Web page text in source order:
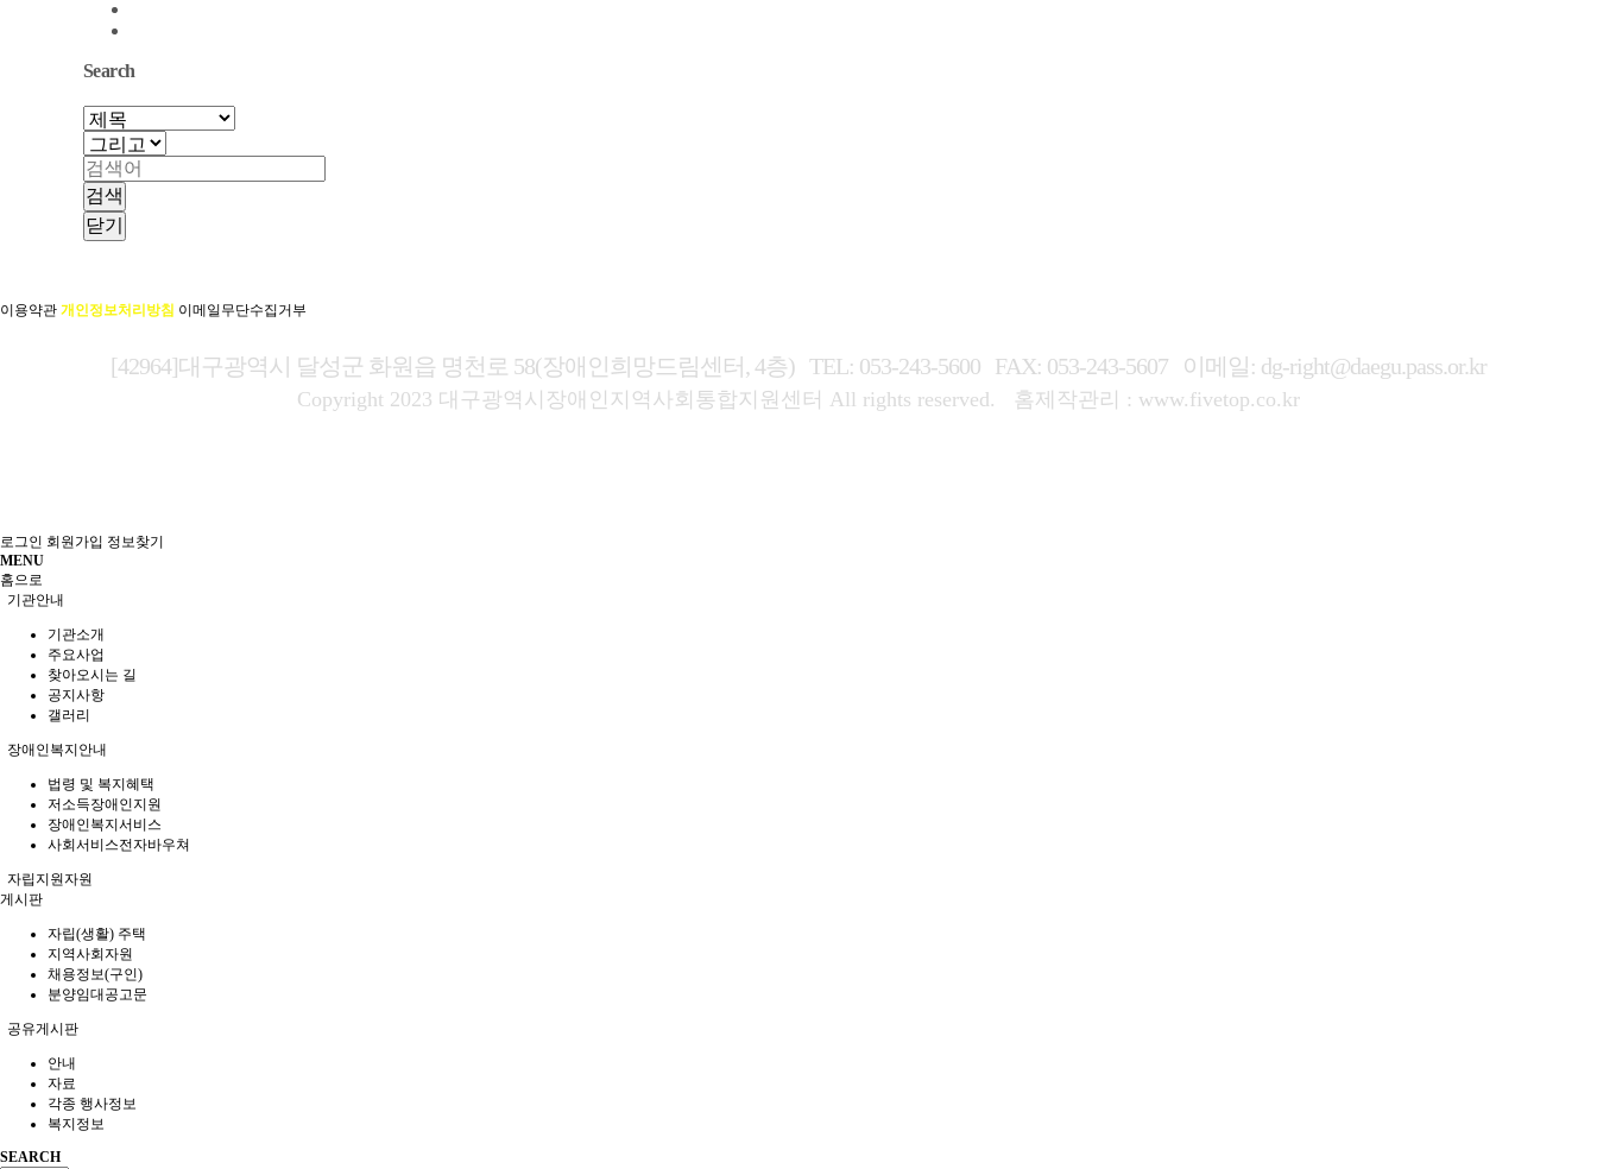
Search
검색
닫기
이용약관 개인정보처리방침 이메일무단수집거부
[42964]대구광역시 달성군 화원읍 명천로 58(장애인희망드림센터, 4층) TEL: 053-243-5600 FAX: 053-243-5607 이메일: dg-right@daegu.pass.or.kr
Copyright 2023 대구광역시장애인지역사회통합지원센터 All rights reserved. 홈제작관리 : www.fivetop.co.kr
로그인 회원가입 정보찾기
MENU
홈으로
기관안내
기관소개
주요사업
찾아오시는 길
공지사항
갤러리
장애인복지안내
법령 및 복지혜택
저소득장애인지원
장애인복지서비스
사회서비스전자바우쳐
자립지원자원
게시판
자립(생활) 주택
지역사회자원
채용정보(구인)
분양임대공고문
공유게시판
안내
자료
각종 행사정보
복지정보
SEARCH